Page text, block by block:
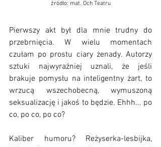
źródło: mat. Och Teatru
Pierwszy akt był dla mnie trudny do
przebrnięcia. W wielu momentach
czułam po prostu ciary żenady. Autorzy
sztuki najwyraźniej uznali, że jeśli
brakuje pomysłu na inteligentny żart, to
wrzucą wszechobecną, wymuszoną
seksualizację i jakoś to będzie. Ehhh... po
co, po co, po co?
Kaliber humoru? Reżyserka-lesbijka,